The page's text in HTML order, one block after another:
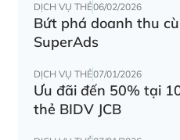
DỊCH VỤ THẺ06/02/2026
Bứt phá doanh thu
SuperAds
DỊCH VỤ THẺ07/01/2026
Ưu đãi đến 50% tại
thẻ BIDV JCB